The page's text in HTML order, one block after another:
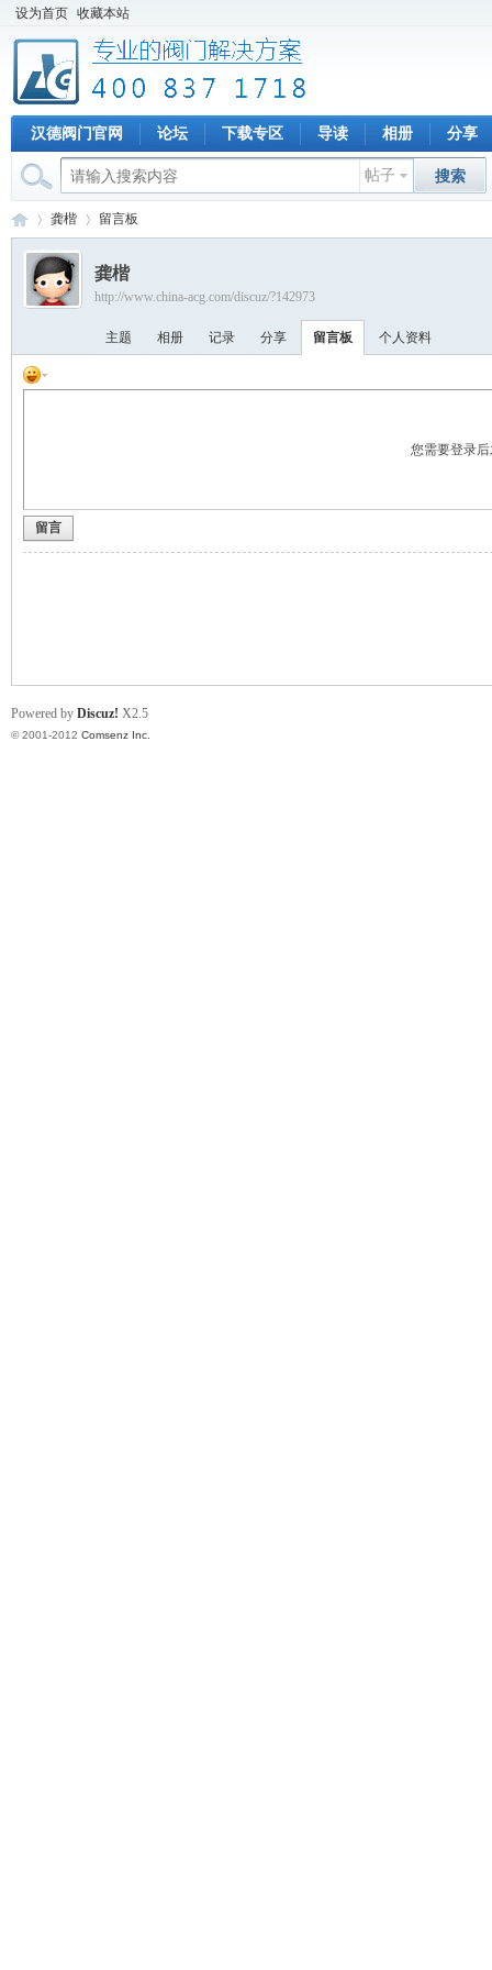
设为首页 收藏本站
汉德阀门官网 论坛 下载专区 导读 相册 分享
帖子 搜索
›
龚楷
›
留言板
龚楷
http://www.china-acg.com/discuz/?142973
主题 相册 记录 分享 留言板 个人资料
您需要登录
留言
Powered by Discuz! X2.5
© 2001-2012 Comsenz Inc.